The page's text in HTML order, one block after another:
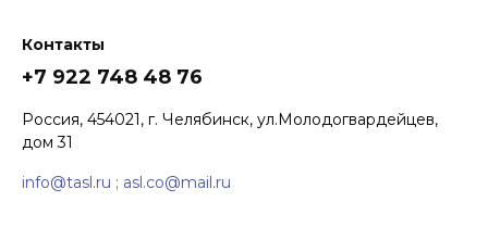
Комплекты акустических
систем
Контакты
+7 922 748 48 76
Россия, 454021, г. Челябинск, ул.Молодогвардейцев,
дом 31
info@tasl.ru ; asl.co@mail.ru